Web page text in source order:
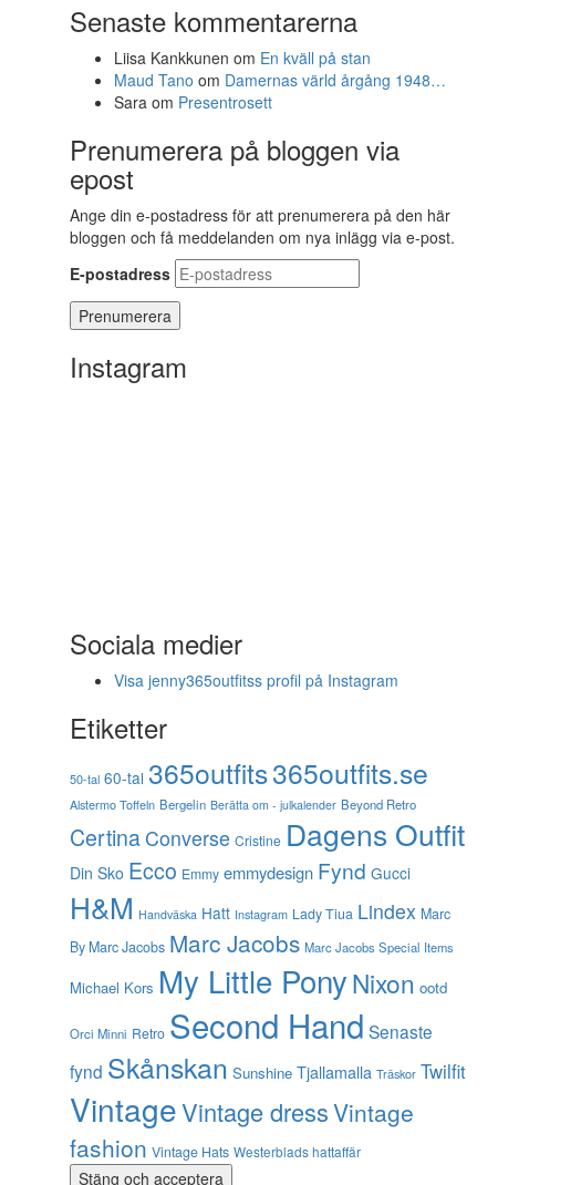
Senaste kommentarerna
Liisa Kankkunen om En kväll på stan
Maud Tano om Damernas värld årgång 1948…
Sara om Presentrosett
Prenumerera på bloggen via
epost
Ange din e-postadress för att prenumerera på den här
bloggen och få meddelanden om nya inlägg via e-post.
E-postadress
Instagram
Sociala medier
Visa jenny365outfitss profil på Instagram
Etiketter
50-tal 60-tal 365outfits365outfits.se
Alstermo Toffeln Bergelin Berätta om - julkalender Beyond Retro
CertinaConverse Cristine Dagens Outfit
Din Sko Ecco Emmy emmydesign Fynd Gucci
H&M Handväska Hatt Instagram Lady Tiua Lindex Marc
By Marc Jacobs Marc Jacobs Marc Jacobs Special Items
Michael Kors My Little PonyNixon ootd
Orci Minni Retro Second Hand Senaste
fynd Skånskan Sunshine Tjallamalla Träskor Twilfit
VintageVintage dressVintage
fashion Vintage Hats Westerblads hattaffär